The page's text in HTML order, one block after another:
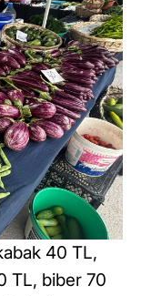
40 TL,
TL, biber 70